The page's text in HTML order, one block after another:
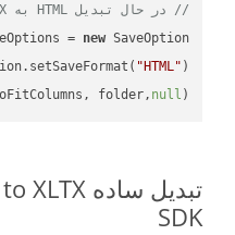
// در حال تبدیل HTML به XLTX
= new
"HTML"
folder, null );
SDK